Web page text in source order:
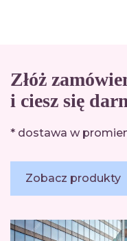
Złóż
i ciesz się
* dostawa w
Zobacz produkty